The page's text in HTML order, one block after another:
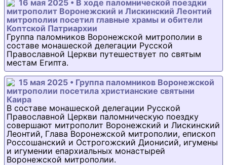
16 мая 2025 • В ходе паломнической поездки
митрополит Воронежский и Лискинский Леонтий
митрополии посетил главные храмы и обители
Коптской Патриархии
Группа паломников Воронежской митрополии в
составе монашеской делегации Русской
Православной Церкви путешествует по святым
местам Египта.
15 мая 2025 • Группа паломников Воронежской
митрополии посетила христианские святыни
Каира
В составе монашеской делегации Русской
Православной Церкви паломническую поездку
совершают митрополит Воронежский и Лискинский
Леонтий, Глава Воронежской митрополии, епископ
Россошанский и Острогожский Дионисий, игумены
и игумении епархиальных монастырей
Воронежской митрополии.